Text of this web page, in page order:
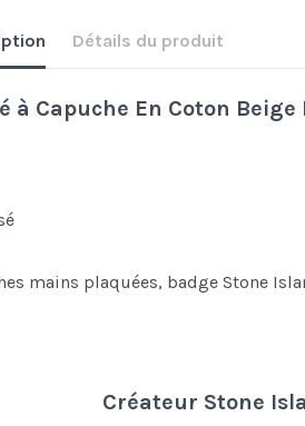
Détails du produit
Capuche En Coton Beige
mains plaquées, badge Stone
Créateur Stone